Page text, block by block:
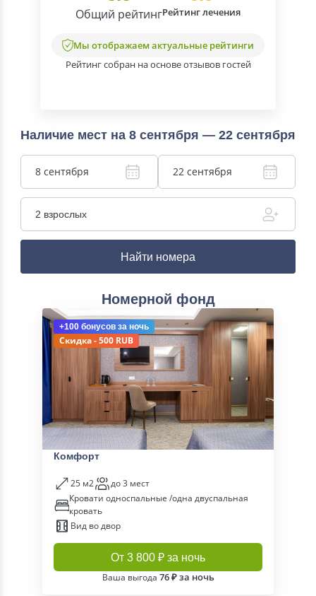
Общий рейтингРейтинг лечения
Мы отображаем актуальные рейтинги
Рейтинг собран на основе отзывов гостей
Наличие мест на 8 сентября — 22 сентября
8 сентября 22 сентября
2 взрослых
Найти номера
Номерной фонд
+100 бонусов за ночь
Скидка - 500 RUB
Комфорт
25 м2
до 3 мест
Кровати односпальные /одна двуспальная
кровать
Вид во двор
От 3 800 ₽ за ночь
Ваша выгода 76 ₽ за ночь